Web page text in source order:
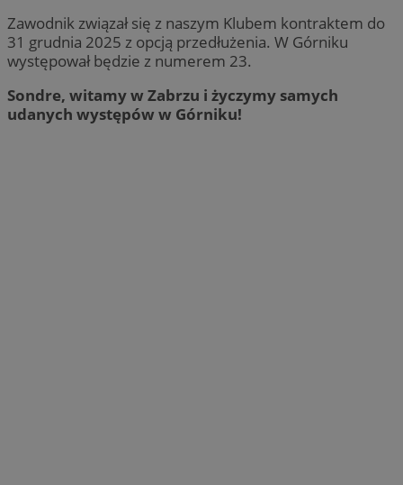
Zawodnik związał się z naszym Klubem kontraktem do
31 grudnia 2025 z opcją przedłużenia. W Górniku
występował będzie z numerem 23.
Sondre, witamy w Zabrzu i życzymy samych
udanych występów w Górniku!